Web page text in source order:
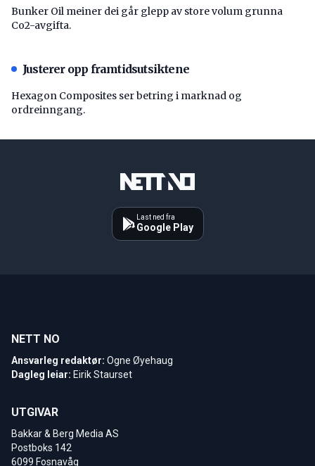
Bunker Oil meiner dei går glepp av store volum grunna
Co2-avgifta.
Justerer opp framtidsutsiktene
Hexagon Composites ser betring i marknad og
ordreinngang.
Last ned fra
Google Play
NETT NO
Ansvarleg redaktør: Ogne Øyehaug
Dagleg leiar: Eirik Staurset
UTGIVAR
Bakkar & Berg Media AS
Postboks 142
6099 Fosnavåg